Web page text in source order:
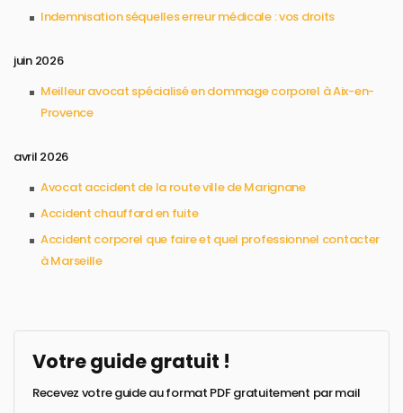
Indemnisation séquelles erreur médicale : vos droits
juin 2026
Meilleur avocat spécialisé en dommage corporel à Aix-en-
Provence
avril 2026
Avocat accident de la route ville de Marignane
Accident chauffard en fuite
Accident corporel que faire et quel professionnel contacter
à Marseille
Votre guide gratuit !
Recevez votre guide au format PDF gratuitement par mail